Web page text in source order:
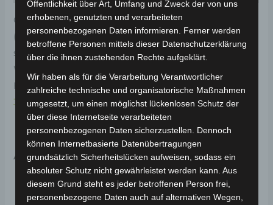
Original-Ersatzteil für das E-Lastendreirad Cargo Volt
(Modell: BP150, Hersteller: Saige). Die Heckscheibe
sorgt für klare Sicht nach hinten und schützt vor
Witterungseinflüssen. Weitere Informationen zum
Fahrzeug findest du hier:
E-Lastendreirad Cargo Volt
3.0kW.
Ähnliche Produkte
Öffentlichkeit über Art, Umfang und Zweck der von uns
erhobenen, genutzten und verarbeiteten
personenbezogenen Daten informieren. Ferner werden
betroffene Personen mittels dieser Datenschutzerklärung
über die ihnen zustehenden Rechte aufgeklärt.
Wir haben als für die Verarbeitung Verantwortlicher
zahlreiche technische und organisatorische Maßnahmen
umgesetzt, um einen möglichst lückenlosen Schutz der
über diese Internetseite verarbeiteten
personenbezogenen Daten sicherzustellen. Dennoch
können Internetbasierte Datenübertragungen
grundsätzlich Sicherheitslücken aufweisen, sodass ein
absoluter Schutz nicht gewährleistet werden kann. Aus
diesem Grund steht es jeder betroffenen Person frei,
personenbezogene Daten auch auf alternativen Wegen,